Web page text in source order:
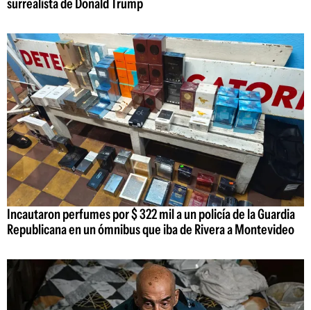
surrealista de Donald Trump
Incautaron perfumes por $ 322 mil a un policía de la Guardia
Republicana en un ómnibus que iba de Rivera a Montevideo